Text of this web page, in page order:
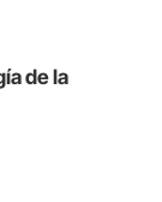
de la